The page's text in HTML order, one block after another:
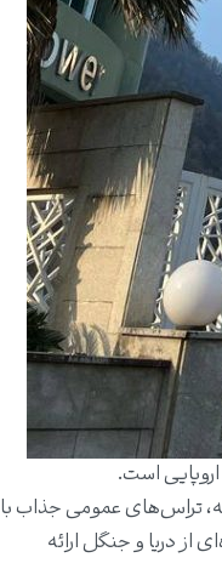
با حذف ۶ واحد در هر طبقه، تراس‌های عمومی جذاب با
فوق‌العاده‌ای از دریا و جنگل ارائه